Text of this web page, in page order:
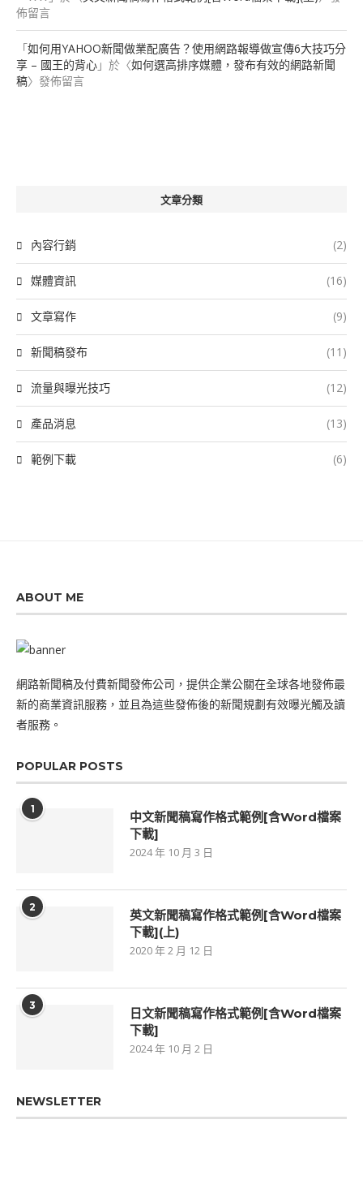
佈留言
「如何用YAHOO新聞做業配廣告？使用網路報導做宣傳6大技巧分
享 – 國王的背心 」於〈如何選高排序媒體，發布有效的網路新聞
稿〉發佈留言
文章分類
內容行銷 (2)
媒體資訊 (16)
文章寫作 (9)
新聞稿發布 (11)
流量與曝光技巧 (12)
產品消息 (13)
範例下載 (6)
ABOUT ME
網路新聞稿及付費新聞發佈公司，提供企業公關在全球各地發佈最
新的商業資訊服務，並且為這些發佈後的新聞規劃有效曝光觸及讀
者服務。
POPULAR POSTS
1
中文新聞稿寫作格式範例[含Word檔案
下載]
2024 年 10 月 3 日
2
英文新聞稿寫作格式範例[含Word檔案
下載](上)
2020 年 2 月 12 日
3
日文新聞稿寫作格式範例[含Word檔案
下載]
2024 年 10 月 2 日
NEWSLETTER